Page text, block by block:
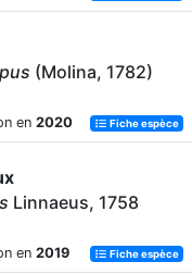
(Molina, 1782)
en 2020 Fiche espèce
Linnaeus, 1758
en 2019 Fiche espèce